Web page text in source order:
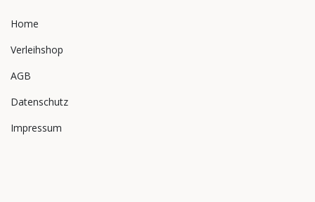
Home
Verleihshop
AGB
Datenschutz
Impressum